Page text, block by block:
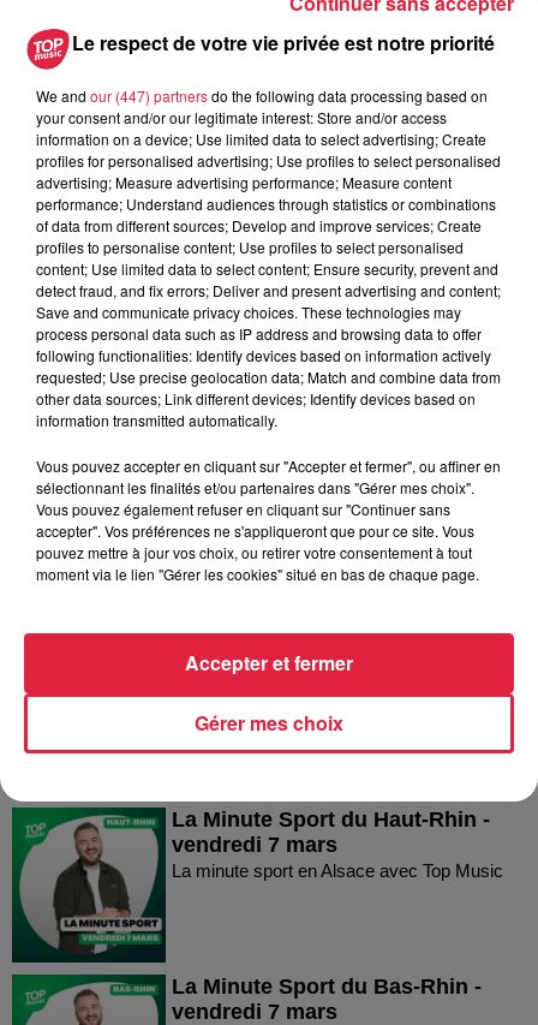
Les dernières infos sur la venue du
5 août 2026
Europa-Park : des précisons sur
l’après Euro-Mir
Dans la même série
La Minute Sport du Bas-Rhin -
vendredi 21 mars
La minute sport en Alsace avec Top Music
La Minute Sport du Haut-Rhin -
vendredi 21 mars
La Minute Sport du Haut-Rhin -
vendredi 7 mars
La minute sport en Alsace avec Top Music
La Minute Sport du Bas-Rhin -
vendredi 7 mars
Le respect de votre vie privée est notre priorité
We and our (447) partnersdo the following data processing based on
your consent and/or our legitimate interest: Store and/or access
information on a device; Use limited data to select advertising; Create
profiles for personalised advertising; Use profiles to select personalised
advertising; Measure advertising performance; Measure content
performance; Understand audiences through statistics or combinations
of data from different sources; Develop and improve services; Create
profiles to personalise content; Use profiles to select personalised
content; Use limited data to select content; Ensure security, prevent and
detect fraud, and fix errors; Deliver and present advertising and content;
Save and communicate privacy choices. These technologies may
process personal data such as IP address and browsing data to offer
following functionalities: Identify devices based on information actively
requested; Use precise geolocation data; Match and combine data from
other data sources; Link different devices; Identify devices based on
information transmitted automatically.
Vous pouvez accepter en cliquant sur "Accepter et fermer", ou affiner en
sélectionnant les finalités et/ou partenaires dans "Gérer mes choix".
Vous pouvez également refuser en cliquant sur "Continuer sans
accepter". Vos préférences ne s'appliqueront que pour ce site. Vous
pouvez mettre à jour vos choix, ou retirer votre consentement à tout
moment via le lien "Gérer les cookies" situé en bas de chaque page.
Gérer mes choix
Accepter et fermer